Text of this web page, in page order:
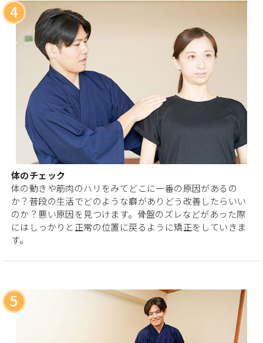
4
体のチェック
体の動きや筋肉のハリをみてどこに一番の原因があるの
か？普段の生活でどのような癖がありどう改善したらいい
のか？悪い原因を見つけます。骨盤のズレなどがあった際
にはしっかりと正常の位置に戻るように矯正をしていきま
す。
5